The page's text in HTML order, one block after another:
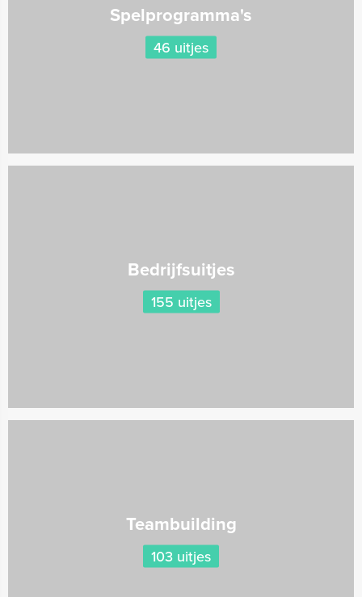
Spelprogramma's
46 uitjes
Bedrijfsuitjes
155 uitjes
Teambuilding
103 uitjes